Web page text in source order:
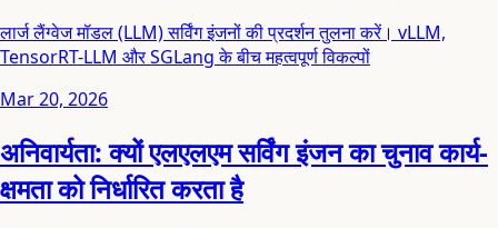
लार्ज लैंग्वेज मॉडल (LLM) सर्विंग इंजनों की प्रदर्शन तुलना करें। vLLM,
TensorRT-LLM और SGLang के बीच महत्वपूर्ण विकल्पों
Mar 20, 2026
अनिवार्यता: क्यों एलएलएम सर्विंग इंजन का चुनाव कार्य-
क्षमता को निर्धारित करता है